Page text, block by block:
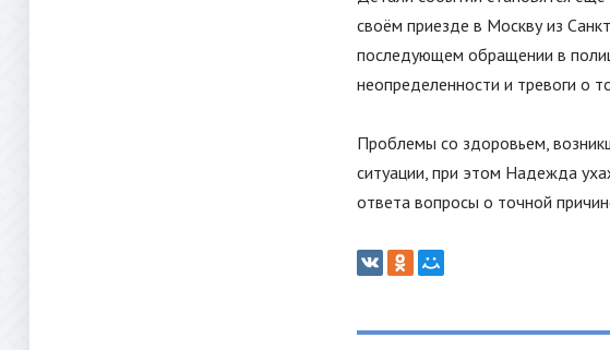
своём приезде в Москву из
последующем обращении в
неопределенности и тревоги о
Проблемы со здоровьем,
ситуации, при этом Надежда
ответа вопросы о точной